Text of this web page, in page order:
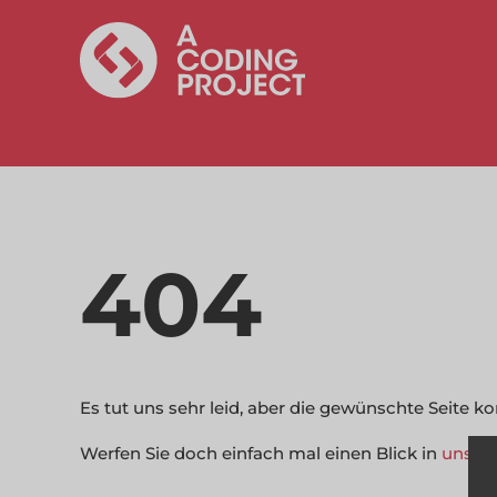
404
Es tut uns sehr leid, aber die gewünschte Seite
Werfen Sie doch einfach mal einen Blick in